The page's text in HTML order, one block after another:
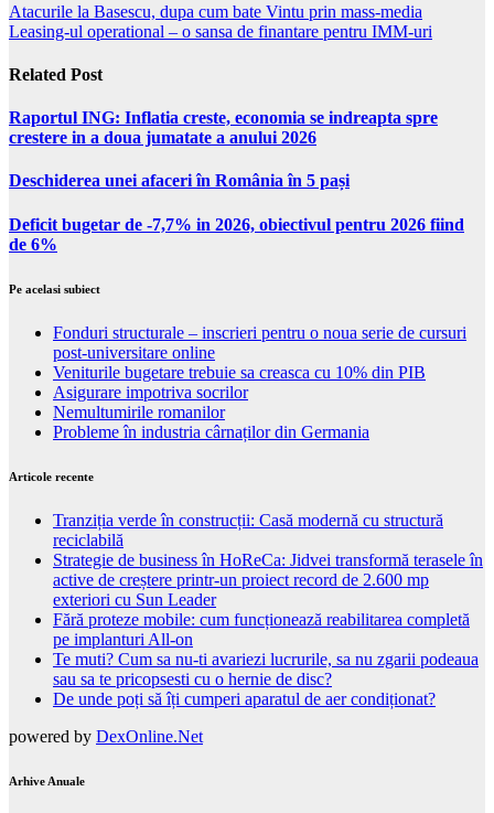
Atacurile la Basescu, dupa cum bate Vintu prin mass-media
Leasing-ul operational – o sansa de finantare pentru IMM-uri
Related Post
Raportul ING: Inflatia creste, economia se indreapta spre
crestere in a doua jumatate a anului 2026
Deschiderea unei afaceri în România în 5 pași
Deficit bugetar de -7,7% in 2026, obiectivul pentru 2026 fiind
de 6%
Pe acelasi subiect
Fonduri structurale – inscrieri pentru o noua serie de cursuri
post-universitare online
Veniturile bugetare trebuie sa creasca cu 10% din PIB
Asigurare impotriva socrilor
Nemultumirile romanilor
Probleme în industria cârnaților din Germania
Articole recente
Tranziția verde în construcții: Casă modernă cu structură
reciclabilă
Strategie de business în HoReCa: Jidvei transformă terasele în
active de creștere printr-un proiect record de 2.600 mp
exteriori cu Sun Leader
Fără proteze mobile: cum funcționează reabilitarea completă
pe implanturi All-on
Te muti? Cum sa nu-ti avariezi lucrurile, sa nu zgarii podeaua
sau sa te pricopsesti cu o hernie de disc?
De unde poți să îți cumperi aparatul de aer condiționat?
powered by DexOnline.Net
Arhive Anuale